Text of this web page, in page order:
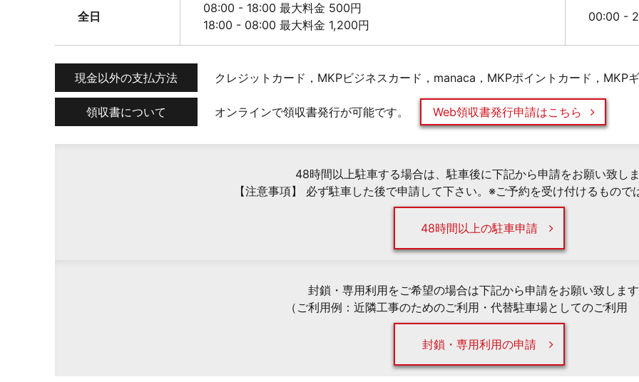
全日
08:00 - 18:00 最大料金 500円
18:00 - 08:00 最大料金 1,200円
00:00 -
現金以外の支払方法 クレジットカード，MKPビジネスカード，manaca，MKPポイントカード，MKP
領収書について オンラインで領収書発行が可能です。 Web領収書発行申請はこちら
48時間以上駐車する場合は、駐車後に下記から申請をお願い致し
【注意事項】 必ず駐車した後で申請して下さい。※ご予約を受け付けるもので
48時間以上の駐車申請
封鎖・専用利用をご希望の場合は下記から申請をお願い致しま
（ご利用例：近隣工事のためのご利用・代替駐車場としてのご利用
封鎖・専用利用の申請